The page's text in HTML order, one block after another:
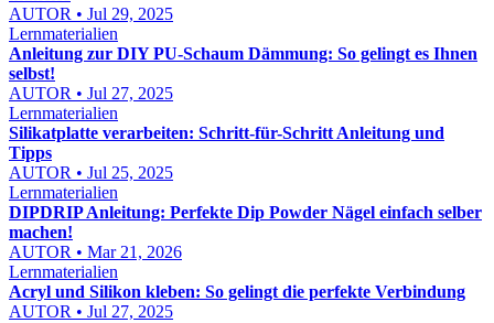
AUTOR • Jul 29, 2025
Lernmaterialien
Anleitung zur DIY PU-Schaum Dämmung: So gelingt es Ihnen
selbst!
AUTOR • Jul 27, 2025
Lernmaterialien
Silikatplatte verarbeiten: Schritt-für-Schritt Anleitung und
Tipps
AUTOR • Jul 25, 2025
Lernmaterialien
DIPDRIP Anleitung: Perfekte Dip Powder Nägel einfach selber
machen!
AUTOR • Mar 21, 2026
Lernmaterialien
Acryl und Silikon kleben: So gelingt die perfekte Verbindung
AUTOR • Jul 27, 2025